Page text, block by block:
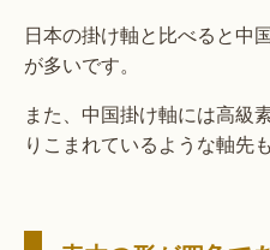
日本の掛け軸と比べると中
が多いです。
また、中国掛け軸には高級
りこまれているような軸先